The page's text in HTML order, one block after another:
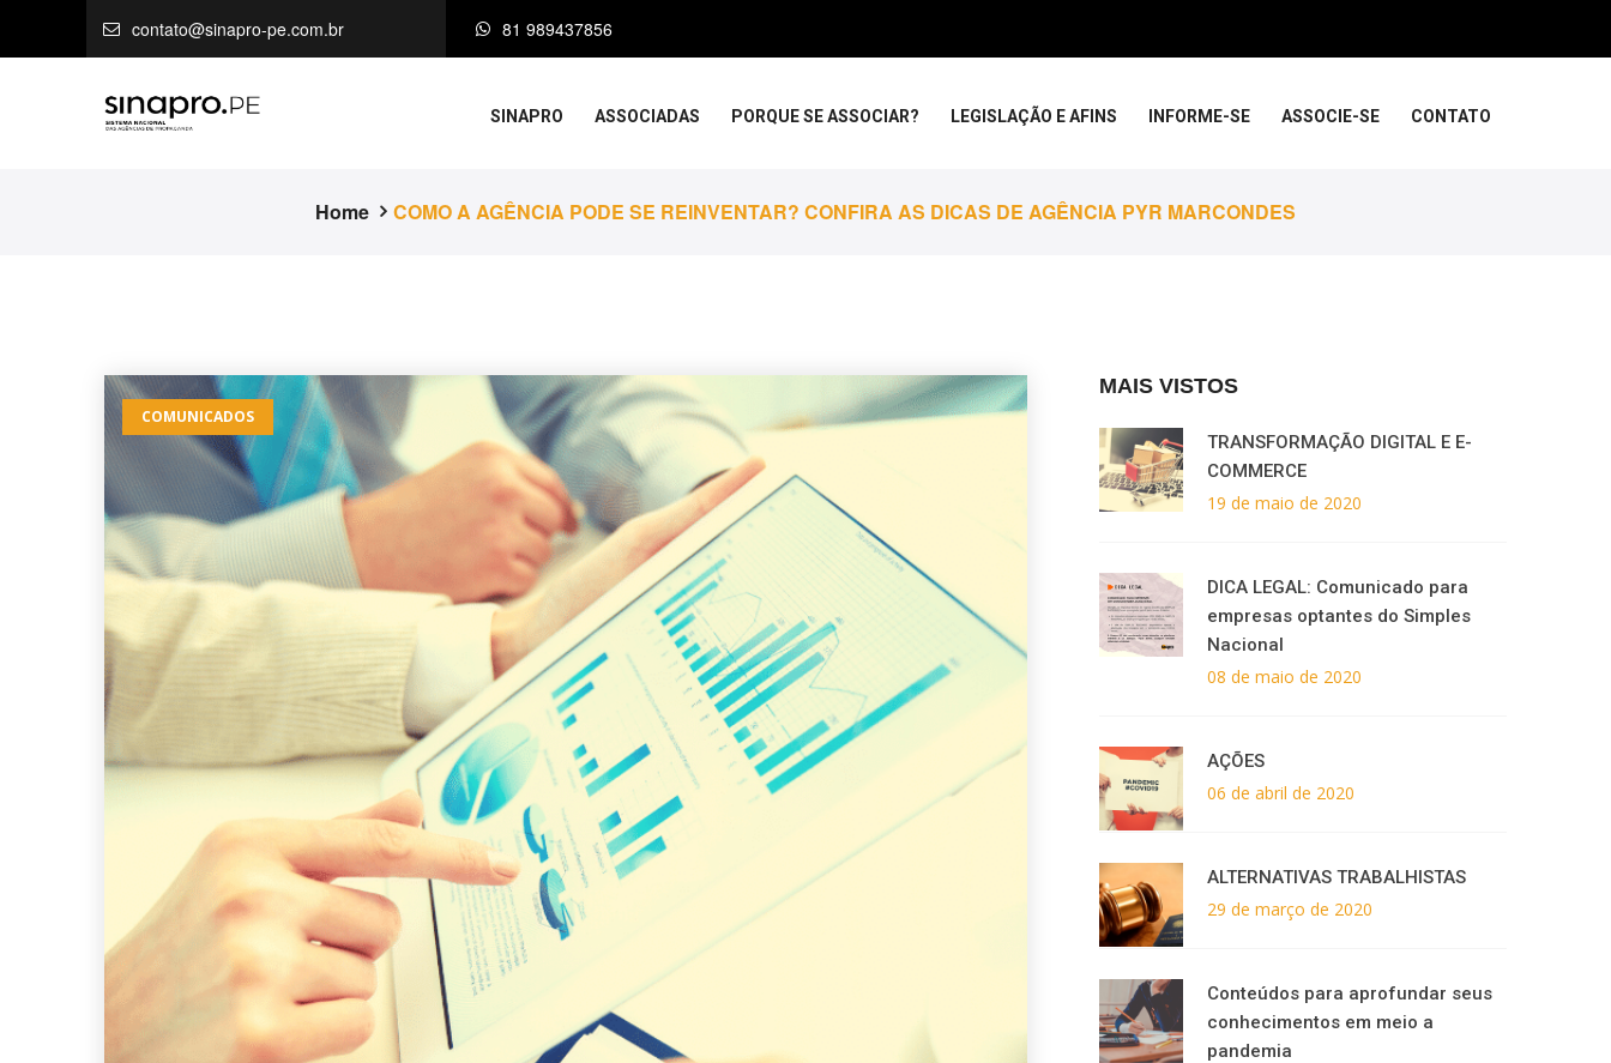
contato@sinapro-pe.com.br 81 989437856
SINAPRO ASSOCIADAS PORQUE SE ASSOCIAR? LEGISLAÇÃO E AFINS INFORME-SE ASSOCIE-SE CONTATO
Home COMO A AGÊNCIA PODE SE REINVENTAR? CONFIRA AS DICAS DE AGÊNCIA PYR MARCONDES
COMUNICADOS
MAIS VISTOS
TRANSFORMAÇÃO DIGITAL E E-
COMMERCE
19 de maio de 2020
DICA LEGAL: Comunicado para
empresas optantes do Simples
Nacional
08 de maio de 2020
AÇÕES
06 de abril de 2020
ALTERNATIVAS TRABALHISTAS
29 de março de 2020
Conteúdos para aprofundar seus
conhecimentos em meio a
pandemia